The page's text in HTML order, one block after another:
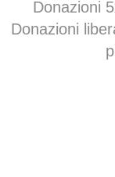
Donazioni
Donazioni